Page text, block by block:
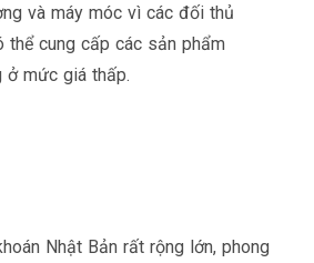
và máy móc vì các đối thủ
thể cung cấp các sản phẩm
mức giá thấp.
Nhật Bản rất rộng lớn, phong